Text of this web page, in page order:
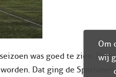
was goed te zien. De
Dat ging de
Om
wij